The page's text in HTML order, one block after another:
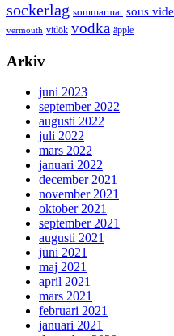
sockerlag sommarmat sous vide
vermouth vitlök vodka äpple
Arkiv
juni 2023
september 2022
augusti 2022
juli 2022
mars 2022
januari 2022
december 2021
november 2021
oktober 2021
september 2021
augusti 2021
juni 2021
maj 2021
april 2021
mars 2021
februari 2021
januari 2021